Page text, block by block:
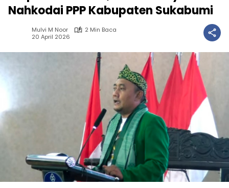
Nahkodai PPP Kabupaten Sukabumi
Mulvi M Noor
2 Min Baca
20 April 2026